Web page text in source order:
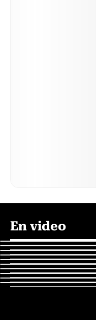
En video